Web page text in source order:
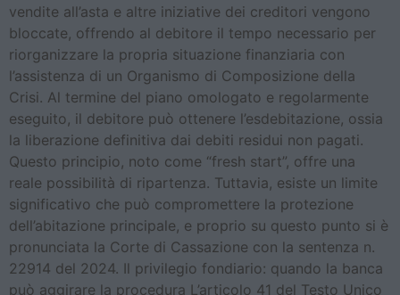
vendite all’asta e altre iniziative dei creditori vengono
bloccate, offrendo al debitore il tempo necessario per
riorganizzare la propria situazione finanziaria con
l’assistenza di un Organismo di Composizione della
Crisi. Al termine del piano omologato e regolarmente
eseguito, il debitore può ottenere l’esdebitazione, ossia
la liberazione definitiva dai debiti residui non pagati.
Questo principio, noto come “fresh start”, offre una
reale possibilità di ripartenza. Tuttavia, esiste un limite
significativo che può compromettere la protezione
dell’abitazione principale, e proprio su questo punto si è
pronunciata la Corte di Cassazione con la sentenza n.
22914 del 2024. Il privilegio fondiario: quando la banca
può aggirare la procedura L’articolo 41 del Testo Unico